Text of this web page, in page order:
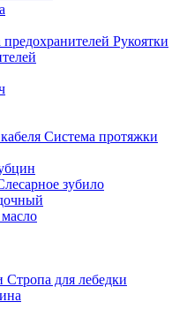
Рукоятки
Система протяжки
зубило
Стропа для лебедки